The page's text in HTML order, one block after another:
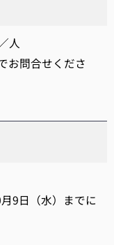
人
お問合せくださ
9日（水）までに